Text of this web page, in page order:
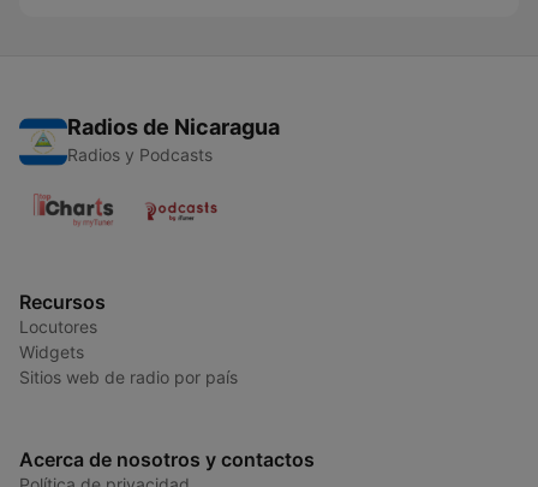
Radios de Nicaragua
Radios y Podcasts
Recursos
Locutores
Widgets
Sitios web de radio por país
Acerca de nosotros y contactos